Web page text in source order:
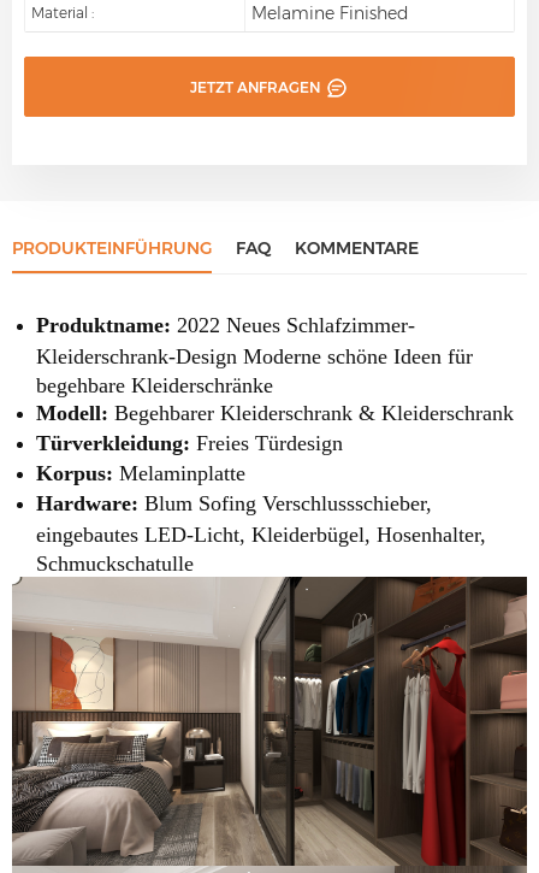
Material : Melamine Finished
JETZT ANFRAGEN
PRODUKTEINFÜHRUNG FAQ KOMMENTARE
Produktname: 2022 Neues Schlafzimmer-
Kleiderschrank-Design Moderne schöne Ideen für
begehbare Kleiderschränke
Modell: Begehbarer Kleiderschrank & Kleiderschrank
Türverkleidung: Freies Türdesign
Korpus: Melaminplatte
Hardware: Blum Sofing Verschlussschieber,
eingebautes LED-Licht, Kleiderbügel, Hosenhalter,
Schmuckschatulle